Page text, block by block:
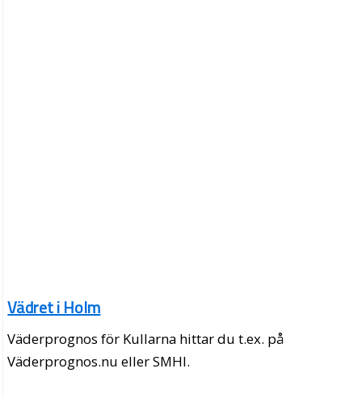
Vädret i Holm
Väderprognos för Kullarna hittar du t.ex. på
Väderprognos.nu eller SMHI.